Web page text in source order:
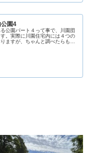
園4
公園パート４って事で、川園団
。実際に川園住宅内には４つの
ますが、ちゃんと調べたらもっ